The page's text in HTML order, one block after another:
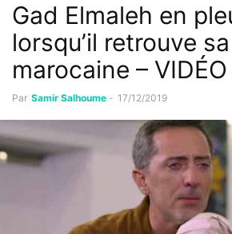
Gad Elmaleh en
lorsqu’il retrouve
marocaine – VIDÉO
Par Samir Salhoume - 17/12/2019